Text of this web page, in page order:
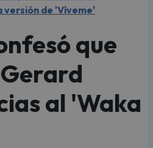
versión de 'Víveme'
que
al 'Waka